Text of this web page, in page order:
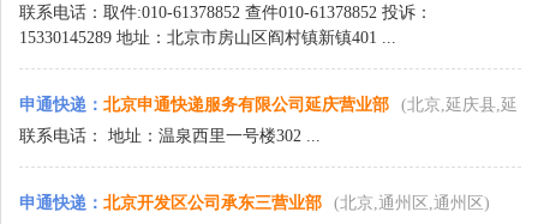
联系电话：取件:010-61378852 查件010-61378852 投诉：
15330145289 地址：北京市房山区阎村镇新镇401 ...
申通快递 ： 北京申通快递服务有限公司延庆营业部
(北京,延庆县,延
庆县)
联系电话： 地址：温泉西里一号楼302 ...
申通快递 ： 北京开发区公司承东三营业部
(北京,通州区,通州区)